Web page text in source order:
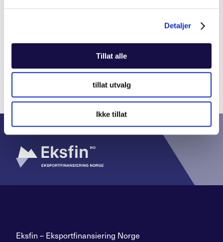
Detaljer
Tillat alle
tillat utvalg
Ikke tillat
Eksfin – Eksportfinansiering Norge